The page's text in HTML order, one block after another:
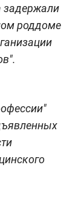
задержали
роддоме